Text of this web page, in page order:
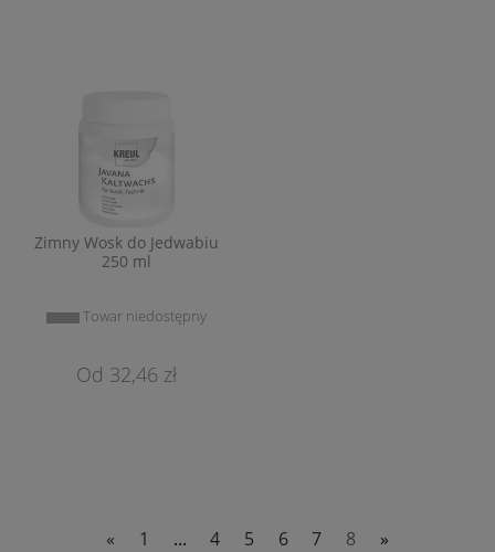
Zimny Wosk do Jedwabiu
250 ml
Towar niedostępny
32,46 zł
« 1 ... 4 5 6 7 8 »